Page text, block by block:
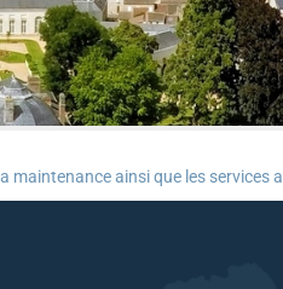
ainsi que les services